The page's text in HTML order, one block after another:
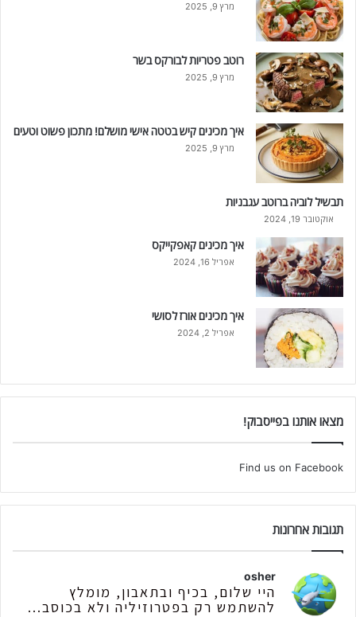
מרץ 9, 2025
רוטב פטריות לבורקס בשר
מרץ 9, 2025
איך מכינים קיש בטטה אישי מושלם! מתכון פשוט וטעים
מרץ 9, 2025
תבשיל לוביה ברוטב עגבניות
אוקטובר 19, 2024
איך מכינים קאפקייקס
אפריל 16, 2024
איך מכינים אורז לסושי
אפריל 2, 2024
מצאו אותנו בפייסבוק!
Find us on Facebook
תגובות אחרונות
osher
היי שלום, בכיף ובתאבון, מומלץ
להשתמש רק בפטרוזיליה ולא בכוסב...